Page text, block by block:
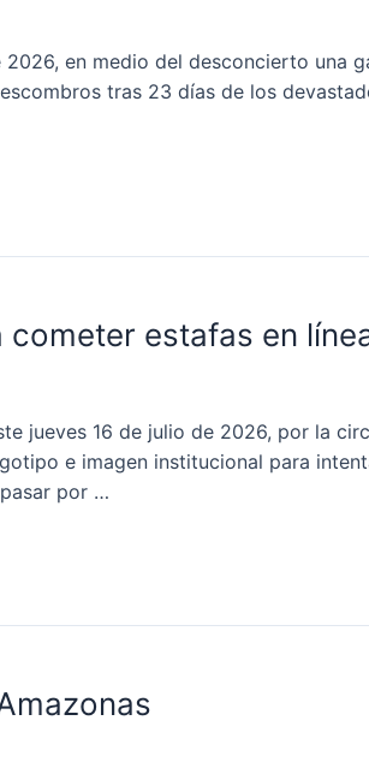
en medio del desconcierto una
tras 23 días de los
estafas en
jueves 16 de julio de 2026, por la
e imagen institucional para
por …